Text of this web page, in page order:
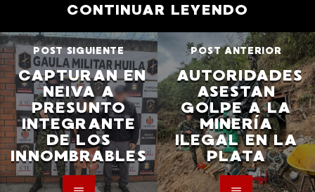
CONTINUAR LEYENDO
POST SIGUIENTE
CAPTURAN EN
NEIVA A
PRESUNTO
INTEGRANTE
DE LOS
INNOMBRABLES
POST ANTERIOR
AUTORIDADES
ASESTAN
GOLPE A LA
MINERÍA
ILEGAL EN LA
PLATA